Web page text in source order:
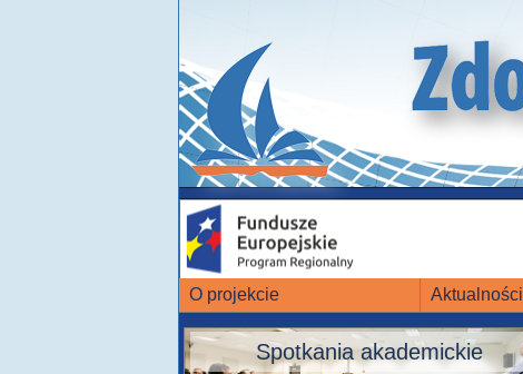
O projekcie Aktualności
Spotkania akademickie